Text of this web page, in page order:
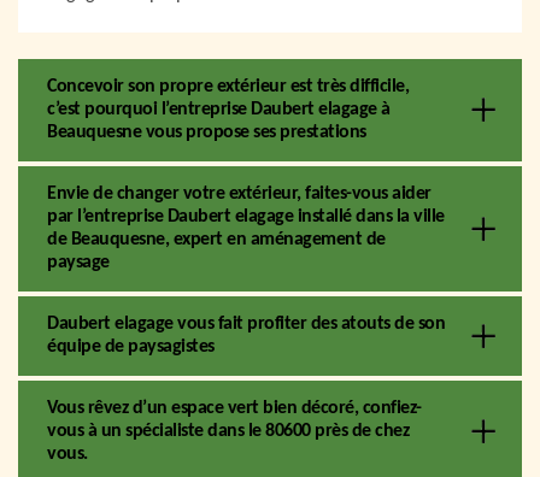
Concevoir son propre extérieur est très difficile,
c’est pourquoi l’entreprise Daubert elagage à
Beauquesne vous propose ses prestations
Envie de changer votre extérieur, faites-vous aider
par l’entreprise Daubert elagage installé dans la ville
de Beauquesne, expert en aménagement de
paysage
Daubert elagage vous fait profiter des atouts de son
équipe de paysagistes
Vous rêvez d’un espace vert bien décoré, confiez-
vous à un spécialiste dans le 80600 près de chez
vous.